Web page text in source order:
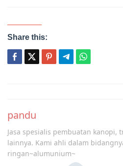
Share this:
navigation
pandu
Jasa spesialis pembuatan kanopi,
lainnya. Kami ahli dalam
ringan~alumunium~